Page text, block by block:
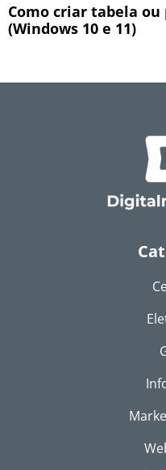
Como criar tabela
(Windows 10 e 11)